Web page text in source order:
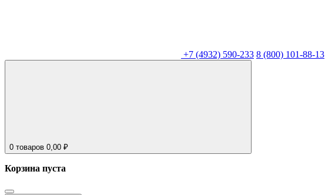
+7 (4932) 590-233 8 (800) 101-88-13
0 товаров 0,00 ₽
Корзина пуста